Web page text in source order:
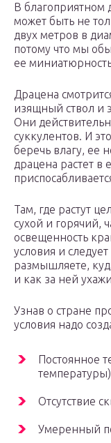
В благоприятном
может быть не
двух метров в
потому что мы
ее
Драцена
изящный ствол и
Они
суккулентов. И
беречь влагу, ее
драцена растет в
Там, где растут
сухой и горячий,
освещенность
условия и
размышляете,
и как за ней
Узнав о стране
условия надо
Постоянное
температуры)
Отсутствие
Умеренный